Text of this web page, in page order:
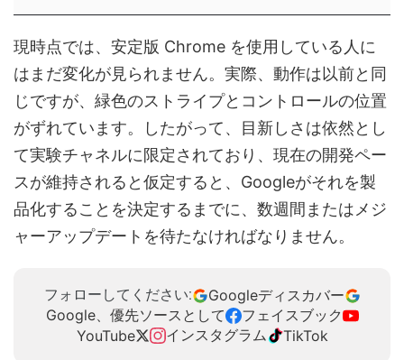
現時点では、安定版 Chrome を使用している人に
はまだ変化が見られません。実際、動作は以前と同
じですが、緑色のストライプとコントロールの位置
がずれています。したがって、目新しさは依然とし
て実験チャネルに限定されており、現在の開発ペー
スが維持されると仮定すると、Googleがそれを製
品化することを決定するまでに、数週間またはメジ
ャーアップデートを待たなければなりません。
フォローしてください:
Googleディスカバー
Google、優先ソースとして
フェイスブック
YouTube
インスタグラム TikTok